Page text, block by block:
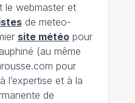
le webmaster et
de meteo-
site météopour
(au même
pour
l’expertise et à la
de